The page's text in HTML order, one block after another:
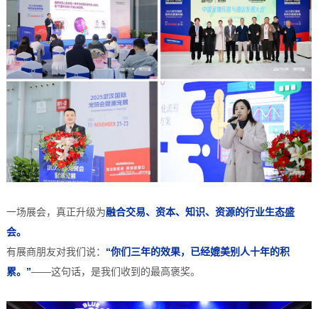
一场展会，真正升级为融合交易、资本、知识、资源的行业生态盛
会。
有展商朋友对我们说： “你们三年的效果，已经媲美别人十年的积
累。”——这句话，是我们收到的最高褒奖。